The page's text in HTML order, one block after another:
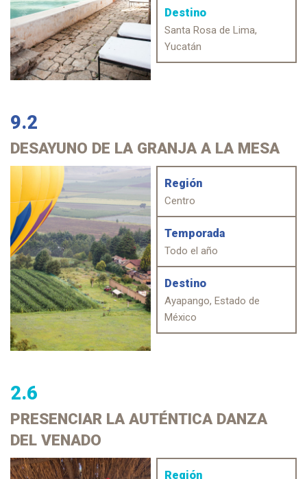
Destino
Santa Rosa de Lima,
Yucatán
9.2
DESAYUNO DE LA GRANJA A LA MESA
Región
Centro
Temporada
Todo el año
Destino
Ayapango, Estado de
México
2.6
PRESENCIAR LA AUTÉNTICA DANZA
DEL VENADO
Región